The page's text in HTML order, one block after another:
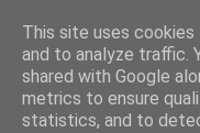
This site uses
and to analyze traffic.
shared with Google
metrics to ensure
statistics, and to